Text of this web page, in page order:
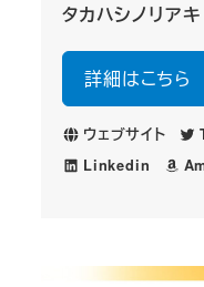
タカハシノリアキ
詳細はこちら
ウェブサイト
Linkedin